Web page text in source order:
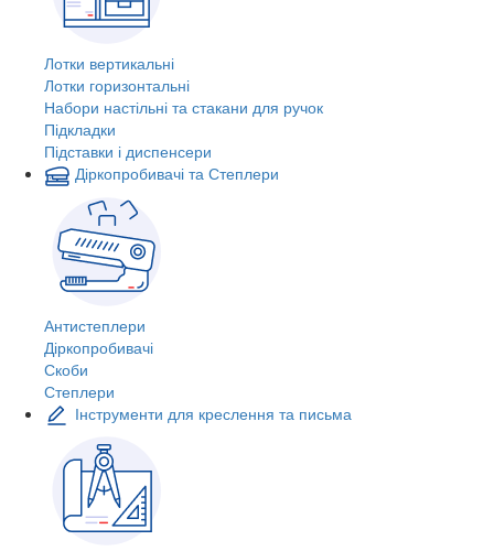
Лотки вертикальні
Лотки горизонтальні
Набори настільні та стакани для ручок
Підкладки
Підставки і диспенсери
Діркопробивачі та Степлери
Антистеплери
Діркопробивачі
Скоби
Степлери
Інструменти для креслення та письма